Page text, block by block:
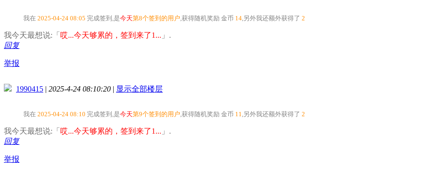
我在 2025-04-24 08:05 完成签到,是今天第8个签到的用户 ,获得随机奖励 金币 14 ,另外我还额外获得了 2
我今天最想说:「 哎...今天够累的，签到来了1... 」.
回复
举报
1990415 | 2025-4-24 08:10:20 | 显示全部楼层
我在 2025-04-24 08:10 完成签到,是今天第9个签到的用户 ,获得随机奖励 金币 11 ,另外我还额外获得了 2
我今天最想说:「 哎...今天够累的，签到来了1... 」.
回复
举报